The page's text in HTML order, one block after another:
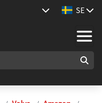
SE